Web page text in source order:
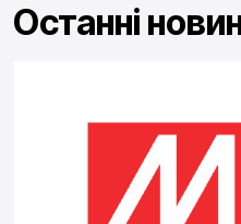
Останні